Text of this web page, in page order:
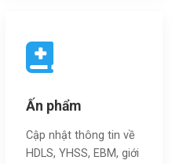
Ấn phẩm
Cập nhật thông tin về
HDLS, YHSS, EBM, giới